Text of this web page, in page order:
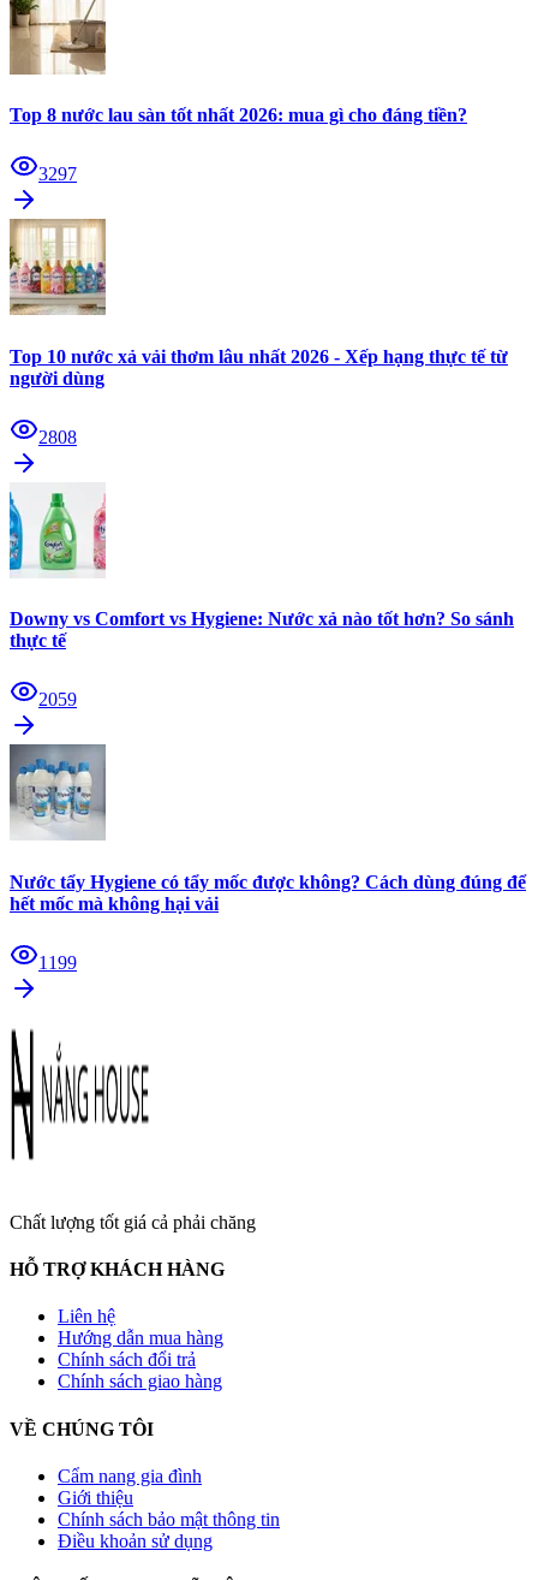
Top 8 nước lau sàn tốt nhất 2026: mua gì cho đáng tiền?
3297
Top 10 nước xả vải thơm lâu nhất 2026 - Xếp hạng thực tế từ
người dùng
2808
Downy vs Comfort vs Hygiene: Nước xả nào tốt hơn? So sánh
thực tế
2059
Nước tẩy Hygiene có tẩy mốc được không? Cách dùng đúng để
hết mốc mà không hại vải
1199
Chất lượng tốt giá cả phải chăng
HỖ TRỢ KHÁCH HÀNG
Liên hệ
Hướng dẫn mua hàng
Chính sách đổi trả
Chính sách giao hàng
VỀ CHÚNG TÔI
Cẩm nang gia đình
Giới thiệu
Chính sách bảo mật thông tin
Điều khoản sử dụng